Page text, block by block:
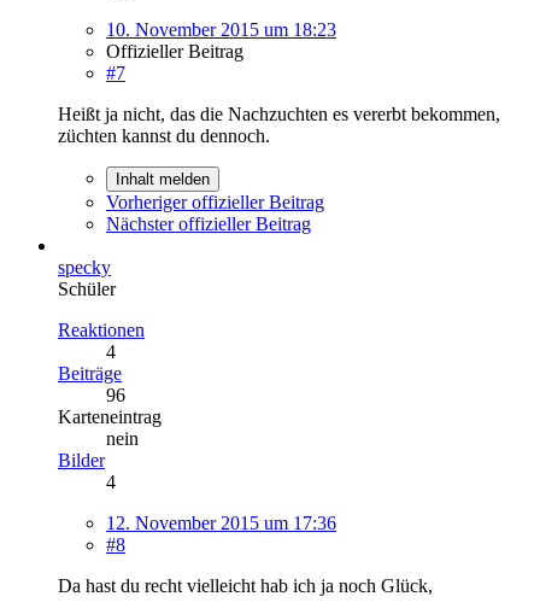
10. November 2015 um 18:23
Offizieller Beitrag
#7
Heißt ja nicht, das die Nachzuchten es vererbt bekommen,
züchten kannst du dennoch.
Inhalt melden
Vorheriger offizieller Beitrag
Nächster offizieller Beitrag
specky
Schüler
Reaktionen
4
Beiträge
96
Karteneintrag
nein
Bilder
4
12. November 2015 um 17:36
#8
Da hast du recht vielleicht hab ich ja noch Glück,